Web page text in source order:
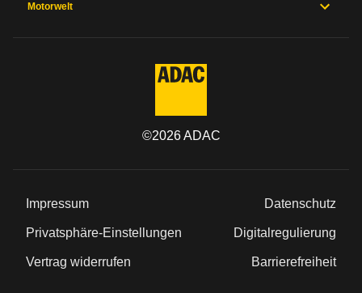
Motorwelt
©2026ADAC
Impressum Datenschutz
Privatsphäre-Einstellungen Digitalregulierung
Vertrag widerrufen Barrierefreiheit